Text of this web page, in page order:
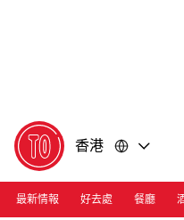
香港
最新情報 好去處 餐廳
Photograph: Nchiu